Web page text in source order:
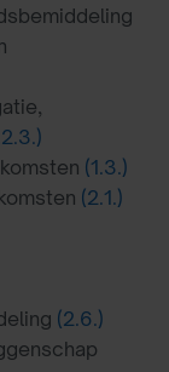
(1.3.)
(2.1.)
(2.6.)